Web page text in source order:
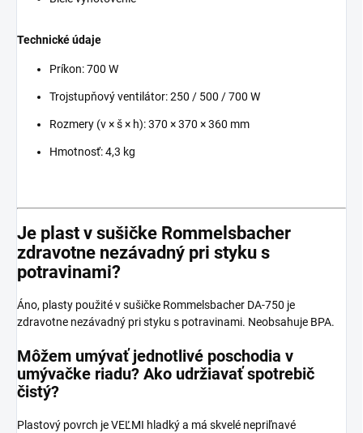
Technické údaje
Príkon: 700 W
Trojstupňový ventilátor: 250 / 500 / 700 W
Rozmery (v × š × h): 370 × 370 × 360 mm
Hmotnosť: 4,3 kg
Je plast v sušičke Rommelsbacher
zdravotne nezávadný pri styku s
potravinami?
Áno, plasty použité v sušičke Rommelsbacher DA-750 je
zdravotne nezávadný pri styku s potravinami. Neobsahuje BPA.
Môžem umývať jednotlivé poschodia v
umývačke riadu? Ako udržiavať spotrebič
čistý?
Plastový povrch je VEĽMI hladký a má skvelé nepriľnavé